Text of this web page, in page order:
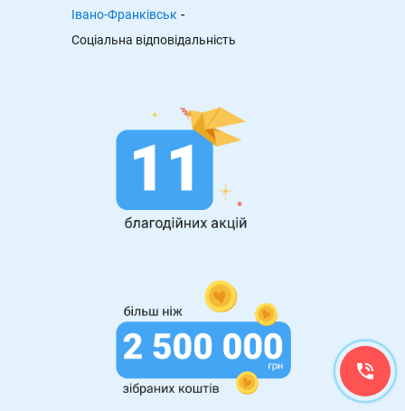
Івано-Франківськ -
Cоціальна відповідальність